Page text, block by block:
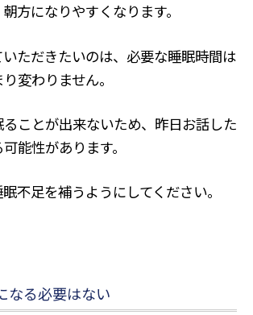
方になりやすくなります。
ただきたいのは、必要な睡眠時間は
変わりません。
ることが出来ないため、昨日お話した
能性があります。
不足を補うようにしてください。
なる必要はない